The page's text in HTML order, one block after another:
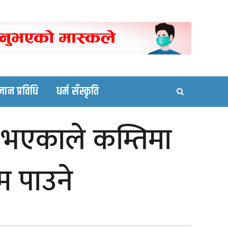
site
प्रविधि धर्म सँस्कृति
कम्तिमा
पाउने